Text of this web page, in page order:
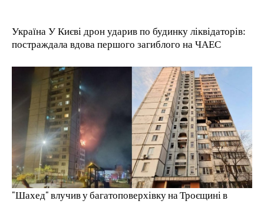
1-YEAR
Pay now and you get access to exclusive news and
articles for a whole year.
1-MONTH
/ month
By agreeing to this tier, you are billed every month after
the first one until you opt out of the monthly
subscription.
Україна У Києві дрон ударив по будинку ліквідаторів:
постраждала вдова першого загиблого на ЧАЕС
"Шахед" влучив у багатоповерхівку на Троєщині в